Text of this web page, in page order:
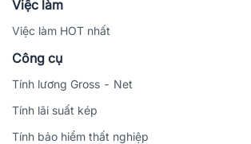
Việc làm
Việc làm HOT nhất
Công cụ
Tính lương Gross - Net
Tính lãi suất kép
Tính bảo hiểm thất nghiệp